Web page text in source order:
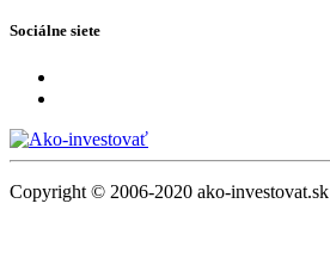
Sociálne siete
Copyright © 2006-2020 ako-investovat.sk